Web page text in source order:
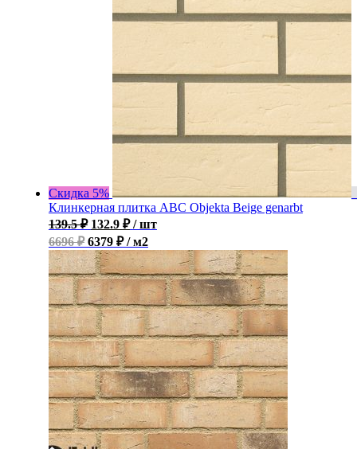
Скидка 5%
Клинкерная плитка ABC Objekta Beige genarbt
139.5₽ 132.9 ₽ / шт
6696 ₽6379 ₽ / м2